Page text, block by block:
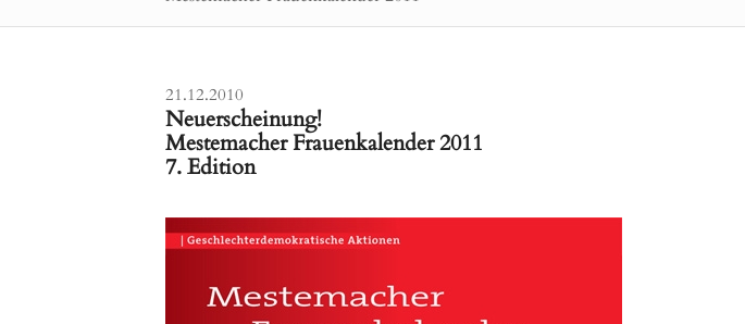
21.12.2010
Neuerscheinung!
Mestemacher Frauenkalender 2011
7. Edition